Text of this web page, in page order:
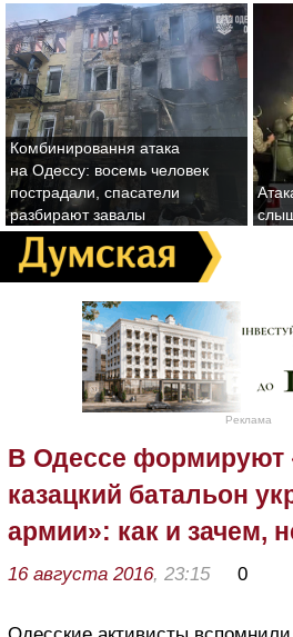
Комбинировання атака
на Одессу: восемь человек
пострадали, спасатели
разбирают завалы
Реклама
В Одессе формируют
казацкий батальон
армии»: как и зачем,
16 августа 2016, 23:15 0